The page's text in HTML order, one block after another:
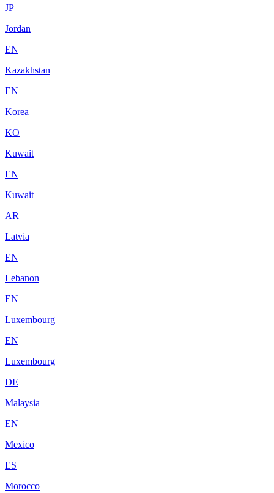
JP
Jordan
EN
Kazakhstan
EN
Korea
KO
Kuwait
EN
Kuwait
AR
Latvia
EN
Lebanon
EN
Luxembourg
EN
Luxembourg
DE
Malaysia
EN
Mexico
ES
Morocco